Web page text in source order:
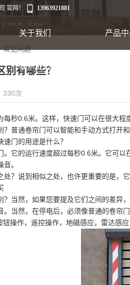
官网！ 13963921881
关于我们 产品
翻板车库门
快速堆积门
工业提升门
联系我们
常见问题
有哪些？
330次
每秒0.6米。这样，快速门可以在很大
？普通卷帘门可以智能和手动方式打开
门的用途是什么？
。它的运行速度超过每秒0.6米。它可
。
处？说到相似之处，也许更重要的是，
？当然，如果您要提及它们之间的差异
。当然，在停电后，必须像普通的卷帘
操作，遥控操作，地磁感应，雷达感